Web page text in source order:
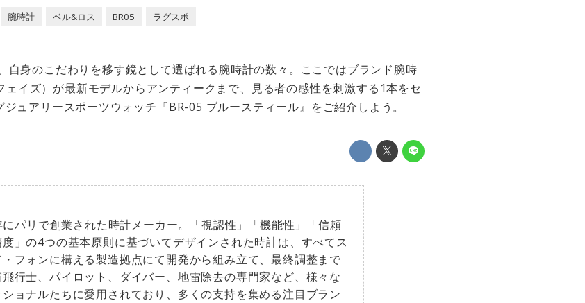
腕時計 ベル&ロス BR05 ラグスポ
自身のこだわりを移す鏡として選ばれる腕時計の数々。ここではブランド腕時
イズ）が最新モデルからアンティークまで、見る者の感性を刺激する1本をセ
ュアリースポーツウォッチ『BR-05 ブルースティール』をご紹介しよう。
パリで創業された時計メーカー。「視認性」「機能性」「信頼
」の4つの基本原則に基づいてデザインされた時計は、すべてス
フォンに構える製造拠点にて開発から組み立て、最終調整まで
行士、パイロット、ダイバー、地雷除去の専門家など、様々な
ョナルたちに愛用されており、多くの支持を集める注目ブラン